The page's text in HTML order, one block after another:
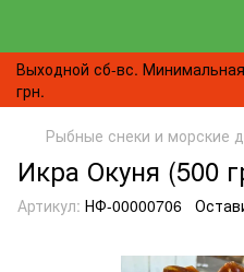
Выходной сб-вс.
грн.
Рыбные снеки и морские
Икра Окуня (500
Артикул: НФ-00000706